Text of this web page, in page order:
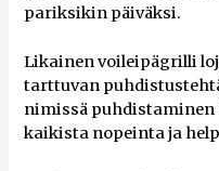
pariksikin päiväksi.
Likainen voileipägrilli
tarttuvan
nimissä puhdistaminen
kaikista nopeinta ja